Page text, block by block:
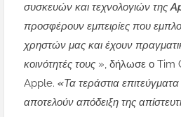
συσκευών και τεχνολογιών της
προσφέρουν εμπειρίες που
χρηστών μας και έχουν
κοινότητές τους », δήλωσε ο Tim
Apple. «Τα τεράστια
αποτελούν απόδειξη της